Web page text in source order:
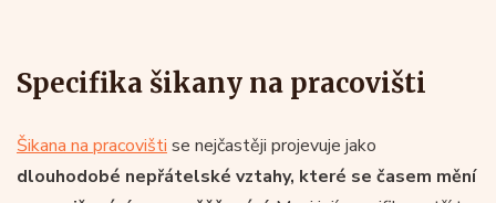
Specifika šikany na pracovišti
Šikana na pracovišti se nejčastěji projevuje jako
dlouhodobé nepřátelské vztahy, které se časem mění